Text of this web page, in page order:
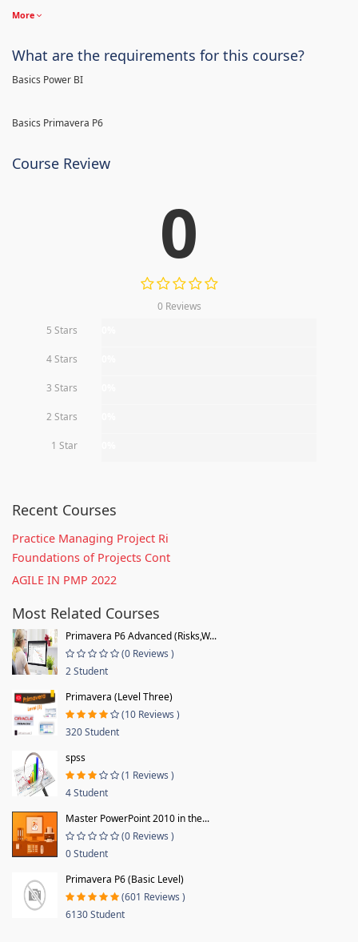
More
What are the requirements for this course?
Basics Power BI
Basics Primavera P6
Course Review
0
0 Reviews
5 Stars
4 Stars
3 Stars
2 Stars
1 Star
Recent Courses
Practice Managing Project Ri
Foundations of Projects Cont
AGILE IN PMP 2022
Most Related Courses
Primavera P6 Advanced (Risks,W...
(0 Reviews )
2 Student
Primavera (Level Three)
(10 Reviews )
320 Student
spss
(1 Reviews )
4 Student
Master PowerPoint 2010 in the...
(0 Reviews )
0 Student
Primavera P6 (Basic Level)
(601 Reviews )
6130 Student